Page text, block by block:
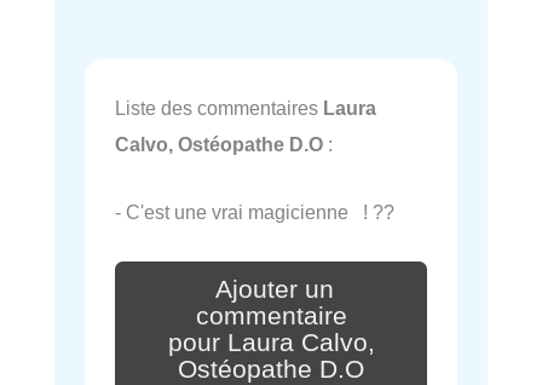
Liste des commentaires Laura
Calvo, Ostéopathe D.O :
- C'est une vrai magicienne ! ??
Ajouter un
commentaire
pour Laura Calvo,
Ostéopathe D.O